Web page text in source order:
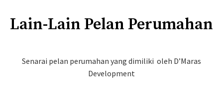
Lain-Lain Pelan Perumahan
Senarai pelan perumahan yang dimiliki oleh D’Maras
Development